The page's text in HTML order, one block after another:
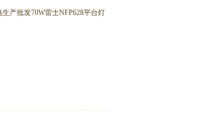
产批发70W雷士NFP628平台灯